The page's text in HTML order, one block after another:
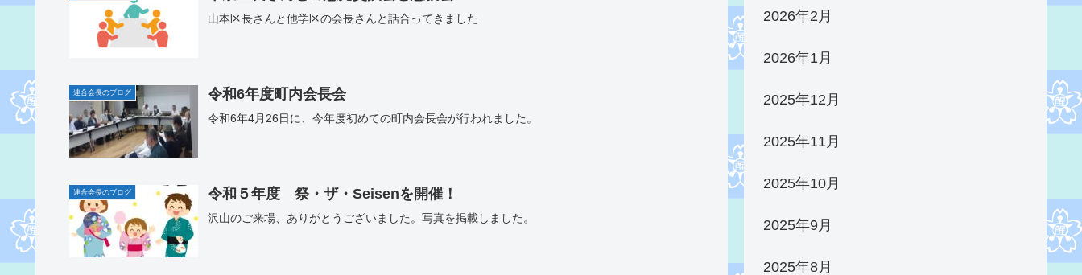
山本区長さんと他学区の会長さんと話合ってきました
連合会長のブログ 令和6年度町内会長会
令和6年4月26日に、今年度初めての町内会長会が行われました。
連合会長のブログ 令和５年度 祭・ザ・Seisenを開催！
沢山のご来場、ありがとうございました。写真を掲載しました。
2026年2月
2026年1月
2025年12月
2025年11月
2025年10月
2025年9月
2025年8月